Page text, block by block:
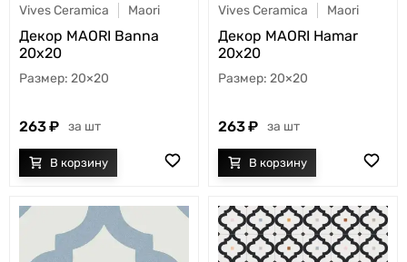
Vives Ceramica Maori
Декор MAORI Banna
20x20
20×20
263 шт
Vives Ceramica Maori
Декор MAORI Hamar
20x20
20×20
263 шт